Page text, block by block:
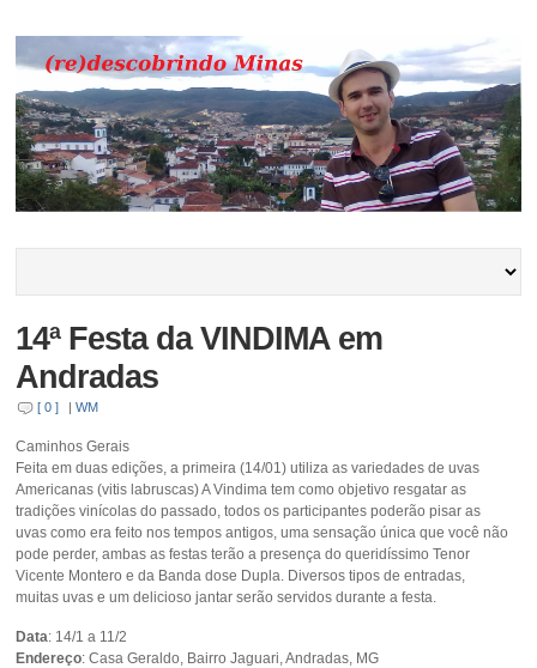
14ª Festa da VINDIMA em
Andradas
[ 0 ] |WM
Caminhos Gerais
Feita em duas edições, a primeira (14/01) utiliza as variedades de uvas
Americanas (vitis labruscas) A Vindima tem como objetivo resgatar as
tradições vinícolas do passado, todos os participantes poderão pisar as
uvas como era feito nos tempos antigos, uma sensação única que você não
pode perder, ambas as festas terão a presença do queridíssimo Tenor
Vicente Montero e da Banda dose Dupla. Diversos tipos de entradas,
muitas uvas e um delicioso jantar serão servidos durante a festa.
Data: 14/1 a 11/2
Endereço: Casa Geraldo, Bairro Jaguari, Andradas, MG